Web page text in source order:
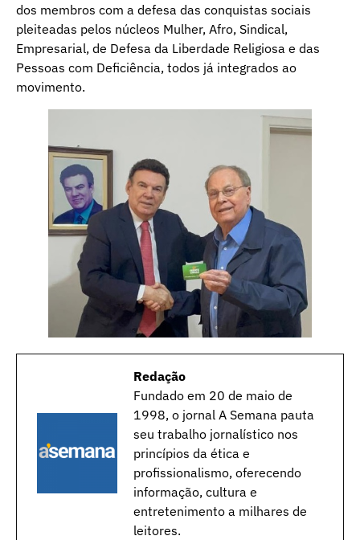
dos membros com a defesa das conquistas sociais
pleiteadas pelos núcleos Mulher, Afro, Sindical,
Empresarial, de Defesa da Liberdade Religiosa e das
Pessoas com Deficiência, todos já integrados ao
movimento.
Redação
Fundado em 20 de maio de
1998, o jornal A Semana pauta
seu trabalho jornalístico nos
princípios da ética e
profissionalismo, oferecendo
informação, cultura e
entretenimento a milhares de
leitores.